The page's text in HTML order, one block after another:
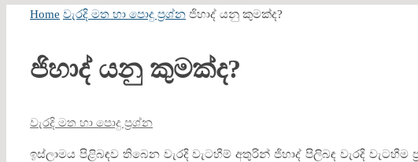
Home වැරදි මත හා පොදු ප්‍රශ්න ජිහාද් යනු කුමක්ද?
ජිහාද් යනු කුමක්ද?
වැරදි මත හා පොදු ප්‍රශ්න
ඉස්ලාමය පිළිබඳව තිබෙන වැරදි වැටහීම් අතුරින් ජිහාද් පිලිබඳ වැරදි